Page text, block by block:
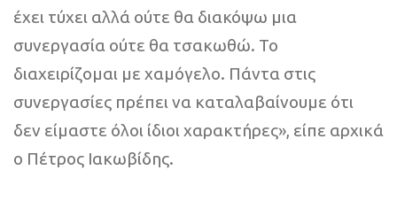
έχει τύχει αλλά ούτε θα διακόψω μια
συνεργασία ούτε θα τσακωθώ. Το
διαχειρίζομαι με χαμόγελο. Πάντα στις
συνεργασίες πρέπει να καταλαβαίνουμε ότι
δεν είμαστε όλοι ίδιοι χαρακτήρες», είπε αρχικά
ο Πέτρος Ιακωβίδης.